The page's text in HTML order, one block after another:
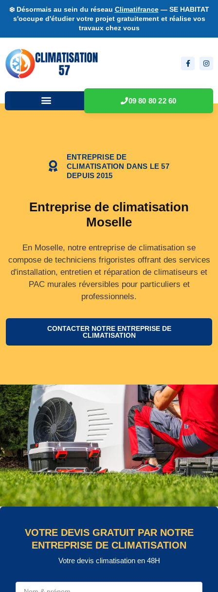
❄️ Désormais au sein du réseau Climatifrance— SE HABITAT
s'occupe d'étudier votre projet gratuitement et réalise vos
travaux chez vous
09 80 80 22 60
ENTREPRISE DE
CLIMATISATION DANS LE 57
DEPUIS 2015
Entreprise de climatisation
Moselle
En Moselle, notre entreprise de climatisation se
compose de techniciens frigoristes offrant des services
d'installation, entretien et réparation de climatiseurs et
PAC murales réversibles pour particuliers et
professionnels.
CONTACTER NOTRE ENTREPRISE DE
CLIMATISATION
VOTRE DEVIS GRATUIT PAR NOTRE
ENTREPRISE DE CLIMATISATION
Votre devis climatisation en 48H